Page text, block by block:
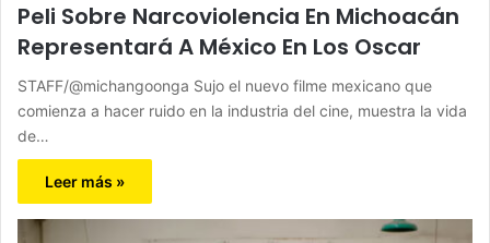
Peli Sobre Narcoviolencia En Michoacán
Representará A México En Los Oscar
STAFF/@michangoonga Sujo el nuevo filme mexicano que
comienza a hacer ruido en la industria del cine, muestra la vida
de…
Leer más »